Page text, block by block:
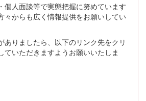
個人面談等で実態把握に努めています
々からも広く情報提供をお願いしてい
ありましたら、以下のリンク先をクリ
ていただきますようお願いいたしま